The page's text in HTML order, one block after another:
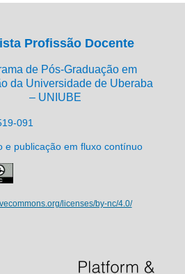
Profissão Docente
de Pós-Graduação em
da Universidade de Uberaba
– UNIUBE
091
e publicação em fluxo contínuo
licenses/by-nc/4.0/